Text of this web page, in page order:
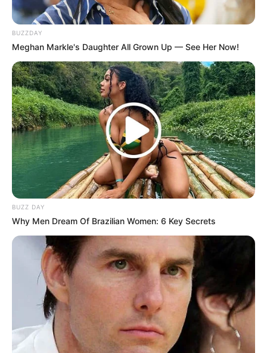
10. Salah satu bentuk rumah minimalis dengan
memanfaatkan lahan sempit. Didesain memanjang
agar muat banyak ruang
BUZZDAY
Meghan Markle's Daughter All Grown Up — See Her Now!
BUZZ DAY
Why Men Dream Of Brazilian Women: 6 Key Secrets